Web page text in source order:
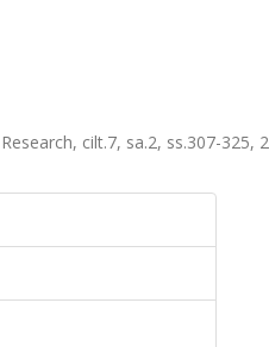
cilt.7, sa.2, ss.307-325,